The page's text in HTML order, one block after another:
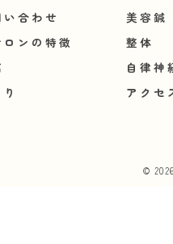
い合わせ
ロンの特徴
美容鍼
整体
自律神
アクセ
©